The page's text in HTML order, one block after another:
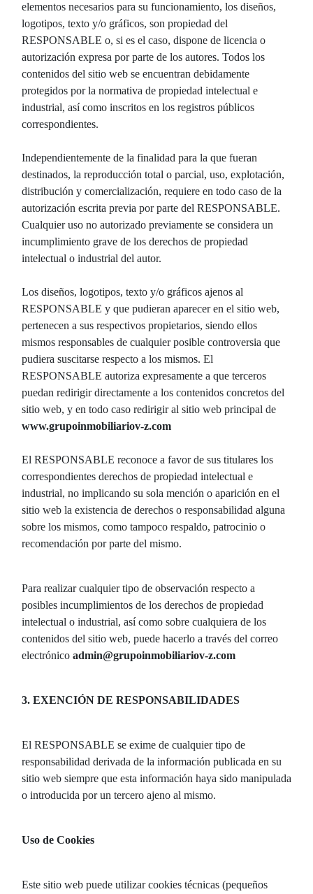
elementos necesarios para su funcionamiento, los diseños,
logotipos, texto y/o gráficos, son propiedad del
RESPONSABLE o, si es el caso, dispone de licencia o
autorización expresa por parte de los autores. Todos los
contenidos del sitio web se encuentran debidamente
protegidos por la normativa de propiedad intelectual e
industrial, así como inscritos en los registros públicos
correspondientes.
Independientemente de la finalidad para la que fueran
destinados, la reproducción total o parcial, uso, explotación,
distribución y comercialización, requiere en todo caso de la
autorización escrita previa por parte del RESPONSABLE.
Cualquier uso no autorizado previamente se considera un
incumplimiento grave de los derechos de propiedad
intelectual o industrial del autor.
Los diseños, logotipos, texto y/o gráficos ajenos al
RESPONSABLE y que pudieran aparecer en el sitio web,
pertenecen a sus respectivos propietarios, siendo ellos
mismos responsables de cualquier posible controversia que
pudiera suscitarse respecto a los mismos. El
RESPONSABLE autoriza expresamente a que terceros
puedan redirigir directamente a los contenidos concretos del
sitio web, y en todo caso redirigir al sitio web principal de
www.grupoinmobiliariov-z.com
El RESPONSABLE reconoce a favor de sus titulares los
correspondientes derechos de propiedad intelectual e
industrial, no implicando su sola mención o aparición en el
sitio web la existencia de derechos o responsabilidad alguna
sobre los mismos, como tampoco respaldo, patrocinio o
recomendación por parte del mismo.
Para realizar cualquier tipo de observación respecto a
posibles incumplimientos de los derechos de propiedad
intelectual o industrial, así como sobre cualquiera de los
contenidos del sitio web, puede hacerlo a través del correo
electrónico admin@grupoinmobiliariov-z.com
3. EXENCIÓN DE RESPONSABILIDADES
El RESPONSABLE se exime de cualquier tipo de
responsabilidad derivada de la información publicada en su
sitio web siempre que esta información haya sido manipulada
o introducida por un tercero ajeno al mismo.
Uso de Cookies
Este sitio web puede utilizar cookies técnicas (pequeños